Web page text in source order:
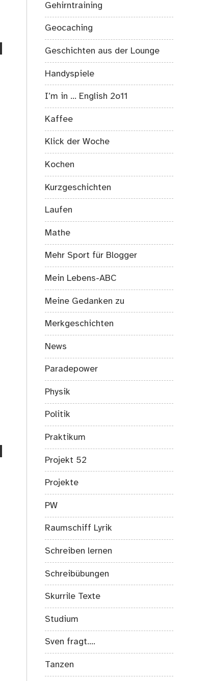
Klimawandel
„Klimawandel
Gehirntraining
Geocaching
Geschichten aus der Lounge
Handyspiele
I’m in … English 2o11
Kaffee
Klick der Woche
Kochen
Kurzgeschichten
Laufen
Mathe
Mehr Sport für Blogger
Mein Lebens-ABC
Meine Gedanken zu
Merkgeschichten
News
Paradepower
Physik
Politik
Praktikum
Projekt 52
Projekte
PW
Raumschiff Lyrik
Schreiben lernen
Schreibübungen
Skurrile Texte
Studium
Sven fragt….
Tanzen